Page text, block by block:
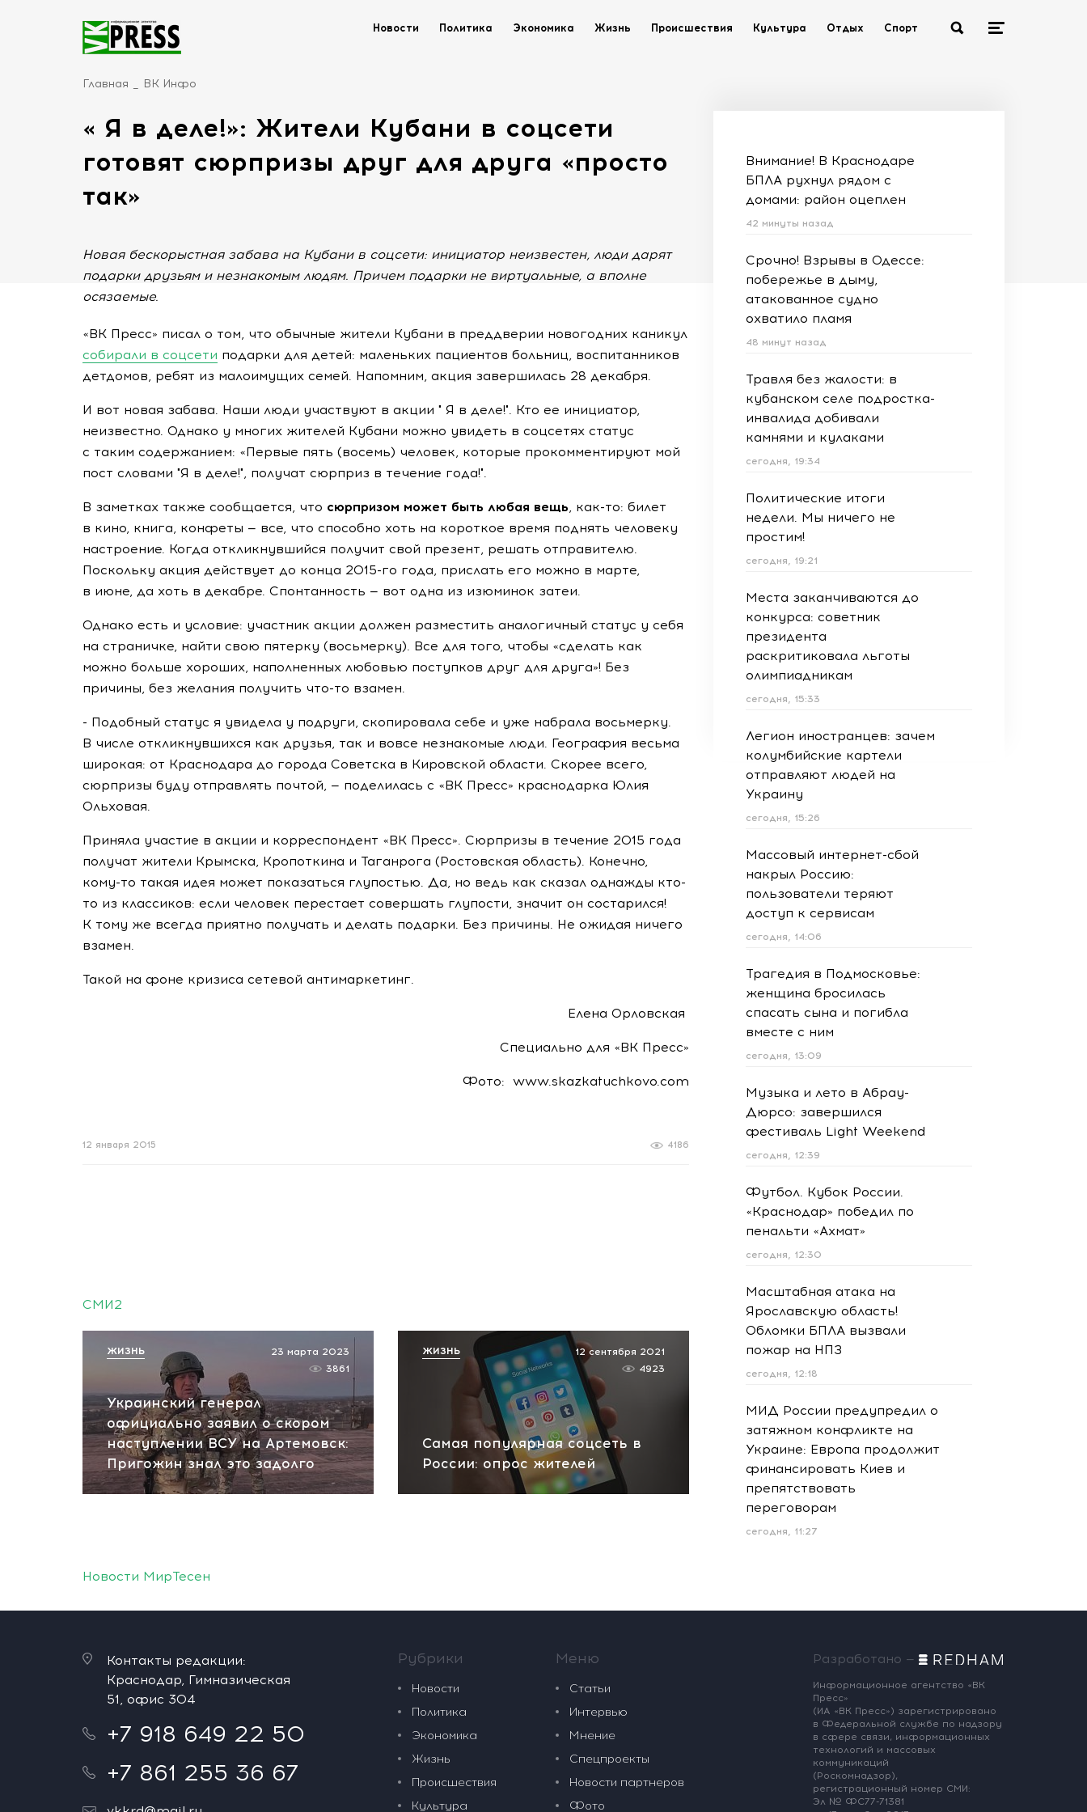
Новости Политика Экономика Жизнь Происшествия Культура Отдых Спорт
Главная ВК Инфо
« Я в деле!»: Жители Кубани в соцсети
готовят сюрпризы друг для друга «просто
так»
Новая бескорыстная забава на Кубани в соцсети: инициатор неизвестен, люди дарят
подарки друзьям и незнакомым людям. Причем подарки не виртуальные, а вполне
осязаемые.
«ВК Пресс» писал о том, что обычные жители Кубани в преддверии новогодних каникул
собирали в соцсети подарки для детей: маленьких пациентов больниц, воспитанников
детдомов, ребят из малоимущих семей. Напомним, акция завершилась 28 декабря.
И вот новая забава. Наши люди участвуют в акции " Я в деле!". Кто ее инициатор,
неизвестно. Однако у многих жителей Кубани можно увидеть в соцсетях статус
с таким содержанием: «Первые пять (восемь) человек, которые прокомментируют мой
пост словами "Я в деле!", получат сюрприз в течение года!".
В заметках также сообщается, что сюрпризом может быть любая вещь, как-то: билет
в кино, книга, конфеты — все, что способно хоть на короткое время поднять человеку
настроение. Когда откликнувшийся получит свой презент, решать отправителю.
Поскольку акция действует до конца 2015-го года, прислать его можно в марте,
в июне, да хоть в декабре. Спонтанность — вот одна из изюминок затеи.
Однако есть и условие: участник акции должен разместить аналогичный статус у себя
на страничке, найти свою пятерку (восьмерку). Все для того, чтобы «сделать как
можно больше хороших, наполненных любовью поступков друг для друга»! Без
причины, без желания получить что-то взамен.
- Подобный статус я увидела у подруги, скопировала себе и уже набрала восьмерку.
В числе откликнувшихся как друзья, так и вовсе незнакомые люди. География весьма
широкая: от Краснодара до города Советска в Кировской области. Скорее всего,
сюрпризы буду отправлять почтой, — поделилась с «ВК Пресс» краснодарка Юлия
Ольховая.
Приняла участие в акции и корреспондент «ВК Пресс». Сюрпризы в течение 2015 года
получат жители Крымска, Кропоткина и Таганрога (Ростовская область). Конечно,
кому-то такая идея может показаться глупостью. Да, но ведь как сказал однажды кто-
то из классиков: если человек перестает совершать глупости, значит он состарился!
К тому же всегда приятно получать и делать подарки. Без причины. Не ожидая ничего
взамен.
Такой на фоне кризиса сетевой антимаркетинг.
Елена Орловская
Специально для «ВК Пресс»
Фото: www.skazkatuchkovo.com
4186
12 января 2015
Внимание! В Краснодаре
БПЛА рухнул рядом с
домами: район оцеплен
42 минуты назад
Срочно! Взрывы в Одессе:
побережье в дыму,
атакованное судно
охватило пламя
48 минут назад
Травля без жалости: в
кубанском селе подростка-
инвалида добивали
камнями и кулаками
сегодня, 19:34
Политические итоги
недели. Мы ничего не
простим!
сегодня, 19:21
Места заканчиваются до
конкурса: советник
президента
раскритиковала льготы
олимпиадникам
сегодня, 15:33
Легион иностранцев: зачем
колумбийские картели
отправляют людей на
Украину
сегодня, 15:26
Массовый интернет-сбой
накрыл Россию:
пользователи теряют
доступ к сервисам
сегодня, 14:06
Трагедия в Подмосковье:
женщина бросилась
спасать сына и погибла
вместе с ним
сегодня, 13:09
Музыка и лето в Абрау-
Дюрсо: завершился
фестиваль Light Weekend
сегодня, 12:39
Футбол. Кубок России.
«Краснодар» победил по
пенальти «Ахмат»
сегодня, 12:30
Масштабная атака на
Ярославскую область!
Обломки БПЛА вызвали
пожар на НПЗ
сегодня, 12:18
МИД России предупредил о
затяжном конфликте на
Украине: Европа продолжит
финансировать Киев и
препятствовать
переговорам
сегодня, 11:27
СМИ2
Украинский генерал
официально заявил о скором
наступлении ВСУ на Артемовск:
Пригожин знал это задолго
23 марта 2023
3861
ЖИЗНЬ
Самая популярная соцсеть в
России: опрос жителей
12 сентября 2021
4923
ЖИЗНЬ
Новости МирТесен
Контакты редакции:
Краснодар, Гимназическая
51, офис 304
+7 918 649 22 50
+7 861 255 36 67
Рубрики
Новости
Политика
Экономика
Жизнь
Происшествия
Культура
Меню
Статьи
Интервью
Мнение
Спецпроекты
Новости партнеров
Фото
Разработано —
Информационное агентство «ВК
Пресс»
(ИА «ВК Пресс») зарегистрировано
в Федеральной службе по надзору
в сфере связи, информационных
технологий и массовых
коммуникаций
(Роскомнадзор),
регистрационный номер СМИ:
Эл № ФС77-71381